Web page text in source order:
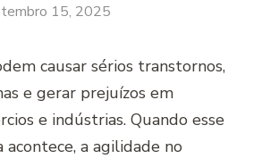
15, 2025
causar sérios transtornos,
e gerar prejuízos em
e indústrias. Quando esse
a agilidade no